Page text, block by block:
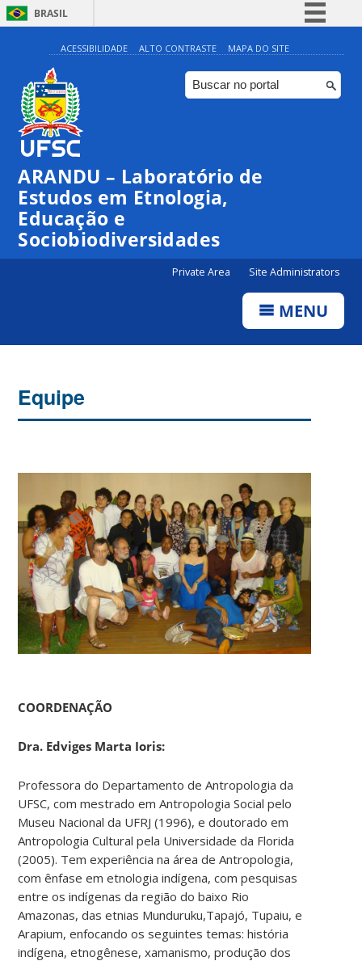
BRASIL
Simplifique!
Comunica BR
Participe
Canais
ACESSIBILIDADE ALTO CONTRASTE MAPA DO SITE
ARANDU – Laboratório de
Estudos em Etnologia,
Educação e
Sociobiodiversidades
Private Area Site Administrators
MENU
Equipe
COORDENAÇÃO
Dra. Edviges Marta Ioris:
Professora do Departamento de Antropologia da
UFSC, com mestrado em Antropologia Social pelo
Museu Nacional da UFRJ (1996), e doutorado em
Antropologia Cultural pela Universidade da Florida
(2005). Tem experiência na área de Antropologia,
com ênfase em etnologia indígena, com pesquisas
entre os indígenas da região do baixo Rio
Amazonas, das etnias Munduruku,Tapajó, Tupaiu, e
Arapium, enfocando os seguintes temas: história
indígena, etnogênese, xamanismo, produção dos